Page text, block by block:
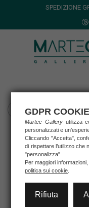
SPEDIZIONE
TORNA INDIETRO
Home
Opere d'arte
Opera unica
Sergio Piccoli
SERGIO PICCOLI -
GDPR
Martec Gallery utilizza
personalizzati e
Cliccando "Accetta",
di rispettare l’utilizzo che
"personalizza".
Per maggiori
politica sui cookie
Rifiuta